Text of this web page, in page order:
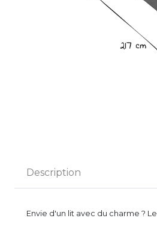
Description
Envie d'un lit avec du charme ? Le